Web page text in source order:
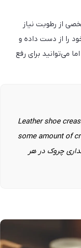
از رطوبت نیاز
را از دست داده و
می‌توانید برای رفع
Leather shoe
some amount of
چروک در هر